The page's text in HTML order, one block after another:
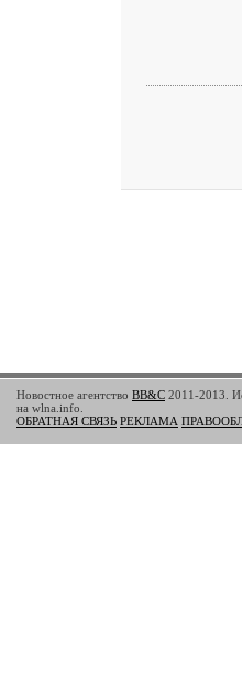
Новостное агентство BB&C 2011-2013.
на wlna.info.
ОБРАТНАЯ СВЯЗЬ РЕКЛАМА